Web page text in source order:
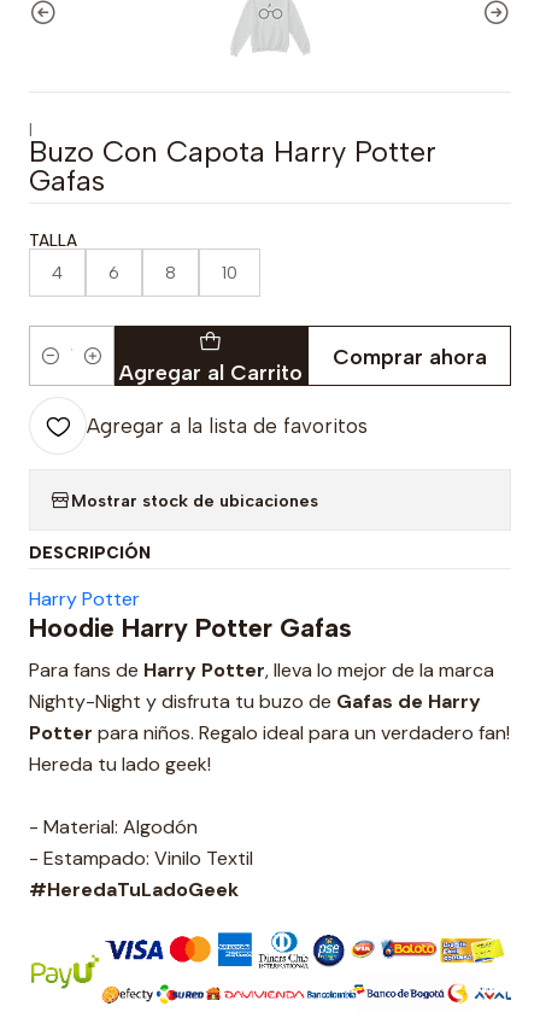
|
Buzo Con Capota Harry Potter
Gafas
TALLA
4 6 8 10
Cantidad Agregar al Carrito
Comprar ahora
Agregar a la lista de favoritos
Mostrar stock de ubicaciones
DESCRIPCIÓN
Harry Potter
Hoodie Harry Potter Gafas
Para fans de Harry Potter, lleva lo mejor de la marca
Nighty-Night y disfruta tu buzo de Gafas de Harry
Potter para niños. Regalo ideal para un verdadero fan!
Hereda tu lado geek!
- Material: Algodón
- Estampado: Vinilo Textil
#HeredaTuLadoGeek